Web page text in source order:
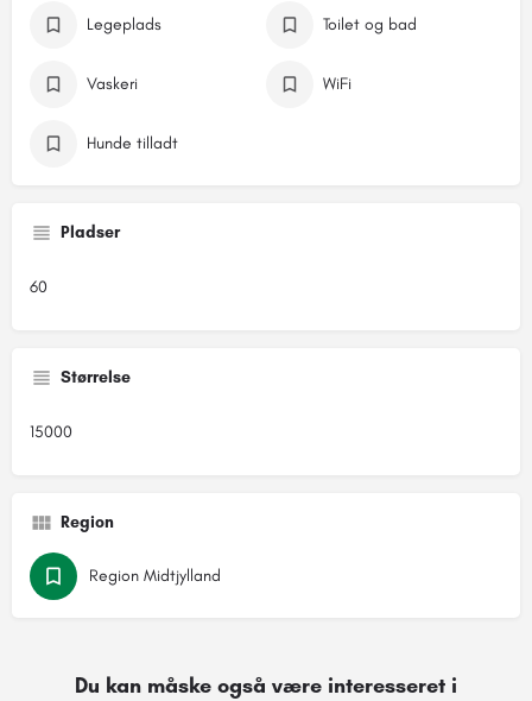
Legeplads Toilet og bad
Vaskeri WiFi
Hunde tilladt
Pladser
60
Størrelse
15000
Region
Region Midtjylland
Du kan måske også være interesseret i